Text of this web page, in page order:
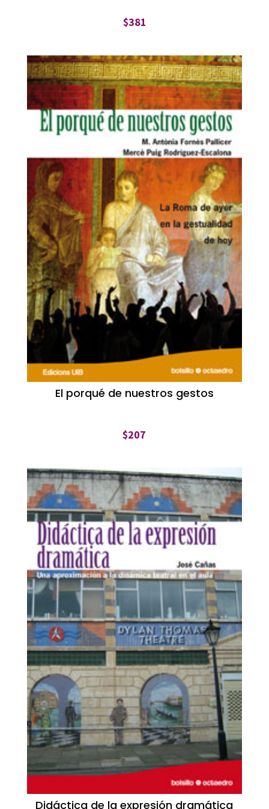
$381
El porqué de nuestros gestos
$207
Didáctica de la expresión dramática